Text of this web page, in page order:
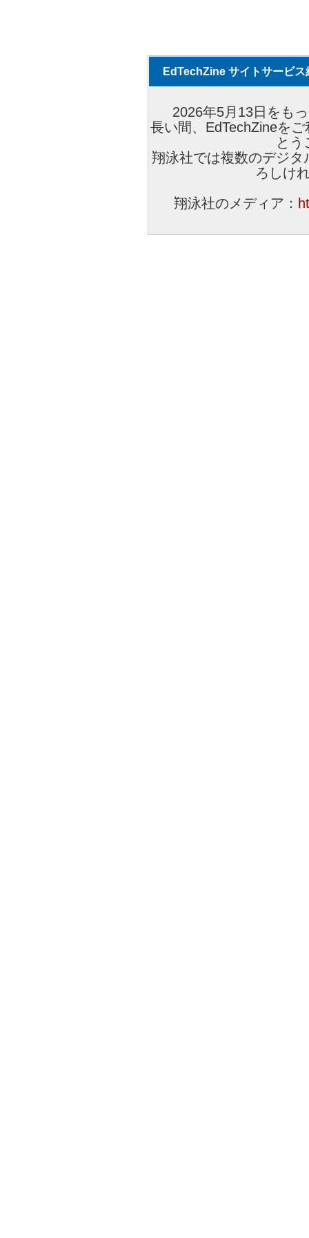
EdTechZine サイトサービス
2026年5月13日をも
長い間、EdTechZineを
とう
翔泳社では複数のデジ
ろしけ
翔泳社のメディア：